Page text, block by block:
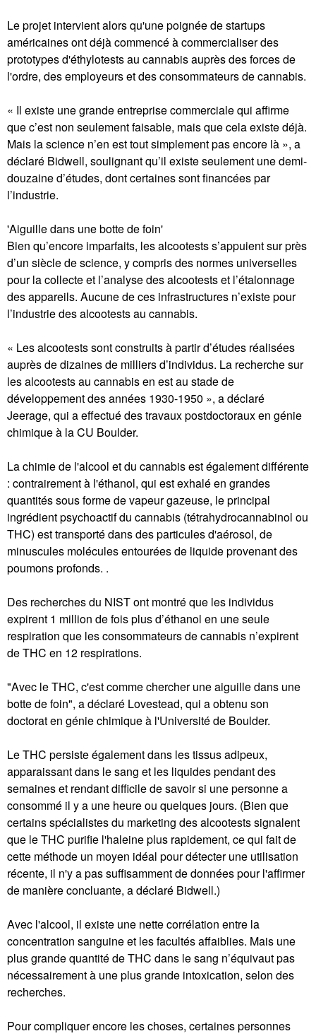
Le projet intervient alors qu'une poignée de startups
américaines ont déjà commencé à commercialiser des
prototypes d'éthylotests au cannabis auprès des forces de
l'ordre, des employeurs et des consommateurs de cannabis.
« Il existe une grande entreprise commerciale qui affirme
que c’est non seulement faisable, mais que cela existe déjà.
Mais la science n’en est tout simplement pas encore là », a
déclaré Bidwell, soulignant qu’il existe seulement une demi-
douzaine d’études, dont certaines sont financées par
l’industrie.
'Aiguille dans une botte de foin'
Bien qu’encore imparfaits, les alcootests s’appuient sur près
d’un siècle de science, y compris des normes universelles
pour la collecte et l’analyse des alcootests et l’étalonnage
des appareils. Aucune de ces infrastructures n’existe pour
l’industrie des alcootests au cannabis.
« Les alcootests sont construits à partir d’études réalisées
auprès de dizaines de milliers d’individus. La recherche sur
les alcootests au cannabis en est au stade de
développement des années 1930-1950 », a déclaré
Jeerage, qui a effectué des travaux postdoctoraux en génie
chimique à la CU Boulder.
La chimie de l'alcool et du cannabis est également différente
: contrairement à l'éthanol, qui est exhalé en grandes
quantités sous forme de vapeur gazeuse, le principal
ingrédient psychoactif du cannabis (tétrahydrocannabinol ou
THC) est transporté dans des particules d'aérosol, de
minuscules molécules entourées de liquide provenant des
poumons profonds. .
Des recherches du NIST ont montré que les individus
expirent 1 million de fois plus d’éthanol en une seule
respiration que les consommateurs de cannabis n’expirent
de THC en 12 respirations.
"Avec le THC, c'est comme chercher une aiguille dans une
botte de foin", a déclaré Lovestead, qui a obtenu son
doctorat en génie chimique à l'Université de Boulder.
Le THC persiste également dans les tissus adipeux,
apparaissant dans le sang et les liquides pendant des
semaines et rendant difficile de savoir si une personne a
consommé il y a une heure ou quelques jours. (Bien que
certains spécialistes du marketing des alcootests signalent
que le THC purifie l'haleine plus rapidement, ce qui fait de
cette méthode un moyen idéal pour détecter une utilisation
récente, il n'y a pas suffisamment de données pour l'affirmer
de manière concluante, a déclaré Bidwell.)
Avec l'alcool, il existe une nette corrélation entre la
concentration sanguine et les facultés affaiblies. Mais une
plus grande quantité de THC dans le sang n’équivaut pas
nécessairement à une plus grande intoxication, selon des
recherches.
Pour compliquer encore les choses, certaines personnes